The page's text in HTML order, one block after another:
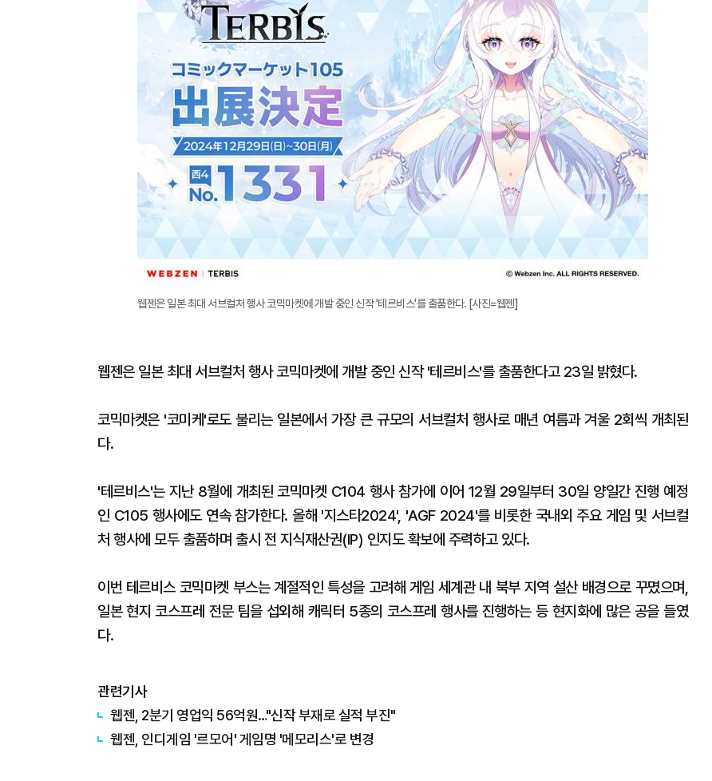
대
웹젠은 일본 최대 서브컬처 행사 코믹마켓에 개발 중인 신작 '테르비스'를 출품한다. [사진=웹젠]
웹젠은 일본 최대 서브컬처 행사 코믹마켓에 개발 중인 신작 '테르비스'를 출품한다고 23일 밝혔다.
코믹마켓은 '코미케'로도 불리는 일본에서 가장 큰 규모의 서브컬처 행사로 매년 여름과 겨울 2회씩 개최된
다.
'테르비스'는 지난 8월에 개최된 코믹마켓 C104 행사 참가에 이어 12월 29일부터 30일 양일간 진행 예정
인 C105 행사에도 연속 참가한다. 올해 '지스타2024', 'AGF 2024'를 비롯한 국내외 주요 게임 및 서브컬
처 행사에 모두 출품하며 출시 전 지식재산권(IP) 인지도 확보에 주력하고 있다.
이번 테르비스 코믹마켓 부스는 계절적인 특성을 고려해 게임 세계관 내 북부 지역 설산 배경으로 꾸몄으며,
일본 현지 코스프레 전문 팀을 섭외해 캐릭터 5종의 코스프레 행사를 진행하는 등 현지화에 많은 공을 들였
다.
관련기사
웹젠, 2분기 영업익 56억원…"신작 부재로 실적 부진"
웹젠, 인디게임 '르모어' 게임명 '메모리스'로 변경